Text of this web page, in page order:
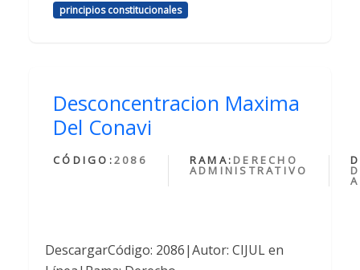
principios constitucionales
Desconcentracion Maxima
Del Conavi
CÓDIGO:2086 RAMA: DERECHO
ADMINISTRATIVO
DescargarCódigo: 2086|Autor: CIJUL en